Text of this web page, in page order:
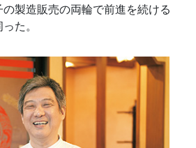
製造販売の両輪で前進を続ける
た。